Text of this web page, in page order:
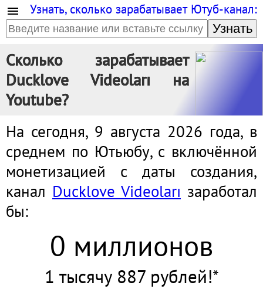
Узнать, сколько зарабатывает Ютуб-канал:
Узнать
Сколько зарабатывает
Ducklove Videoları на
Youtube?
На сегодня, 9 августа 2026 года, в
среднем по Ютьюбу, с включённой
монетизацией с даты создания,
канал Ducklove Videoları заработал
бы:
0 миллионов
1 тысячу 887 рублей!*